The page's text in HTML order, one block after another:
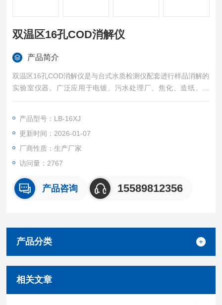
双温区16孔COD消解仪
产品简介
双温区16孔COD消解仪是与台式⽔质检测仪配套进⾏样品消解的
实验室仪器。⼴泛应⽤于电镀、污水处理厂、焦化、造纸、石
化、毛皮、制革、制药、食品加工等化学需氧量分析时样品的消
产品型号：LB-16XJ
更新时间：2026-01-07
厂商性质：生产厂家
访问量：2767
产品咨询 15589812356
产品分类
相关文章